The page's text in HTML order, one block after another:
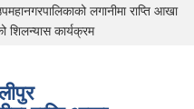
लगानीमा राप्ति आखा
शिलन्यास कार्यक्रम